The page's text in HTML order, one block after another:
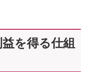
を得る仕組